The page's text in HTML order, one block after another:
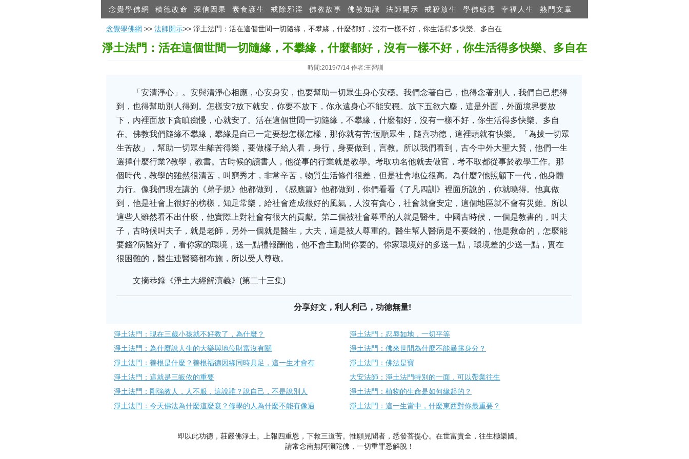
念覺學佛網 積德改命 深信因果 素食護生 戒除邪淫 佛教故事 佛教知識 法師開示 戒殺放生 學佛感應 幸福人生 熱門文章
念覺學佛網 >> 法師開示>> 淨土法門：活在這個世間一切隨緣，不攀緣，什麼都好，沒有一樣不好，你生活得多快樂、多自在
淨土法門：活在這個世間一切隨緣，不攀緣，什麼都好，沒有一樣不好，你生活得多快樂、多自在
時間:2019/7/14 作者:王習訓
「安清淨心」。安與清淨心相應，心安身安，也要幫助一切眾生身心安穩。我們念著自己，也得念著別人，我們自己想得
到，也得幫助別人得到。怎樣安?放下就安，你要不放下，你永遠身心不能安穩。放下五欲六塵，這是外面，外面境界要放
下，內裡面放下貪瞋痴慢，心就安了。活在這個世間一切隨緣，不攀緣，什麼都好，沒有一樣不好，你生活得多快樂、多自
在。佛教我們隨緣不攀緣，攀緣是自己一定要想怎樣怎樣，那你就有苦;恆順眾生，隨喜功德，這裡頭就有快樂。「為拔一切眾
生苦故」，幫助一切眾生離苦得樂，要做樣子給人看，身行，身要做到，言教。所以我們看到，古今中外大聖大賢，他們一生
選擇什麼行業?教學，教書。古時候的讀書人，他從事的行業就是教學。考取功名他就去做官，考不取都從事於教學工作。那
個時代，教學的雖然很清苦，叫窮秀才，非常辛苦，物質生活條件很差，但是社會地位很高。為什麼?他照顧下一代，他身體
力行。像我們現在講的《弟子規》他都做到，《感應篇》他都做到，你們看看《了凡四訓》裡面所說的，你就曉得。他真做
到，他是社會上很好的榜樣，知足常樂，給社會造成很好的風氣，人沒有貪心，社會就會安定，這個地區就不會有災難。所以
這些人雖然看不出什麼，他實際上對社會有很大的貢獻。第二個被社會尊重的人就是醫生。中國古時候，一個是教書的，叫夫
子，古時候叫夫子，就是老師，另外一個就是醫生，大夫，這是被人尊重的。醫生幫人醫病是不要錢的，他是救命的，怎麼能
要錢?病醫好了，看你家的環境，送一點禮報酬他，他不會主動問你要的。你家環境好的多送一點，環境差的少送一點，實在
很困難的，醫生連醫藥都布施，所以受人尊敬。
文摘恭錄《淨土大經解演義》(第二十三集)
分享好文，利人利己，功德無量!
淨土法門：現在三歲小孩就不好教了，為什麼？
淨土法門：忍辱如地，一切平等
淨土法門：為什麼說人生的大樂與地位財富沒有關​
淨土法門：佛來世間為什麼不能暴露​身分？
淨土法門：善根是什麼？善根福德因緣同時具足，這一生才會有
淨土法門：佛法是寶
淨土法門：這就是三皈依的重要
大安法師：淨土法門特別的一面，可以帶業往生
淨土法門：剛強教人，人不服，這說誰？說自己，不是說別人
淨土法門：植物的生命是如何緣起的？
淨土法門：今天佛法為什麼這麼衰？修學的人為什麼不能有像過
淨土法門：這一生當中，什麼東西​對你最重要？
即以此功德，莊嚴佛淨土。上報四重恩，下救三道苦。惟願見聞者，悉發菩提心。在世富貴全，往生極樂國。
請常念南無阿彌陀佛，一切重罪悉解脫！